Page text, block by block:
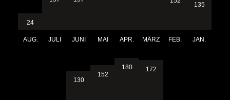
24
AUG. JULI JUNI MAI APR. MÄRZ FEB.
135
JAN.
130
152
180 172